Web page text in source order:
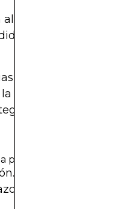
historial de
se acumulen
sin comprender la
expectativa (el
promedio) = Expectativa
Reconocer las
y con gestión de